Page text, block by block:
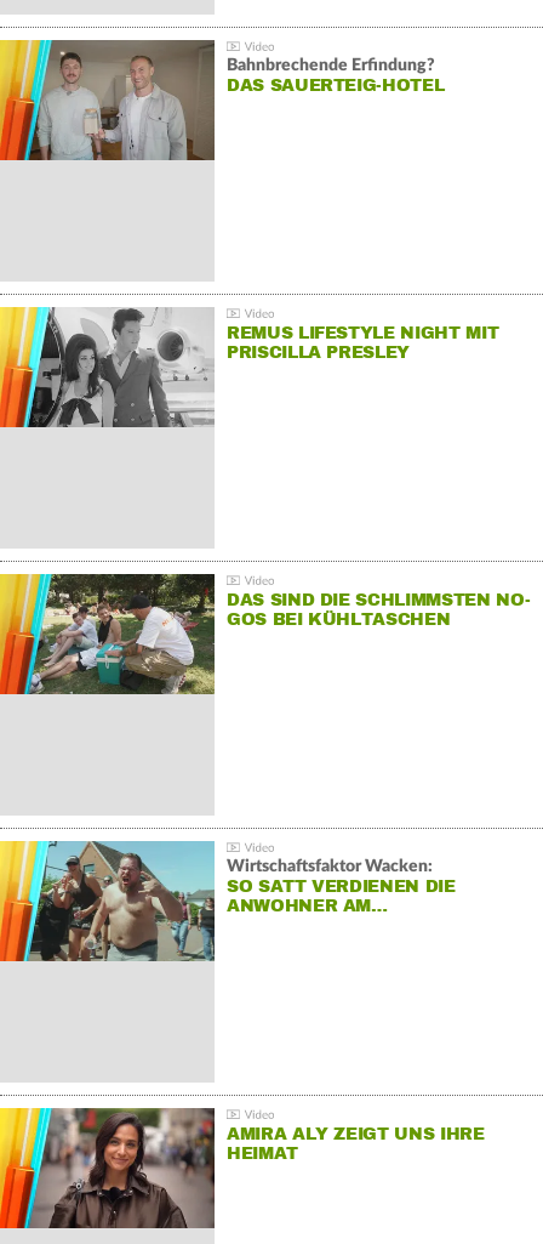
Bahnbrechende Erfindung?
DAS SAUERTEIG-HOTEL
REMUS LIFESTYLE NIGHT MIT
PRISCILLA PRESLEY
DAS SIND DIE SCHLIMMSTEN NO-
GOS BEI KÜHLTASCHEN
Wirtschaftsfaktor Wacken:
SO SATT VERDIENEN DIE
ANWOHNER AM…
AMIRA ALY ZEIGT UNS IHRE
HEIMAT